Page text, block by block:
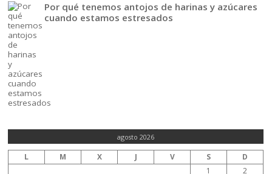
Por qué tenemos antojos de harinas y azúcares
cuando estamos estresados
agosto 2026
L M X J V S
D
1
2